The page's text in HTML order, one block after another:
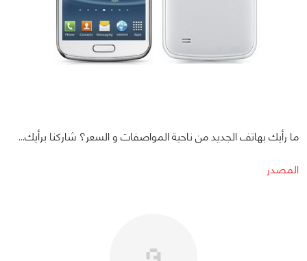
ما رأيك بهاتف الجديد من ناحية المواصفات و السعر؟ شاركنا برأيك...
المصدر